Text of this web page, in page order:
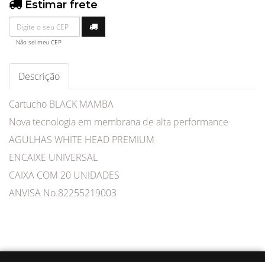
Estimar frete
Não sei meu CEP
Descrição
Cartucho BLACK MAMBA
Nova tecnologia em membrana de alta performance
AGULHAS WHITE HEAD PREMIUM
ENCAIXE UNIVERSAL
CAIXA COM 20 UNIDADES
ANVISA No.82255219003